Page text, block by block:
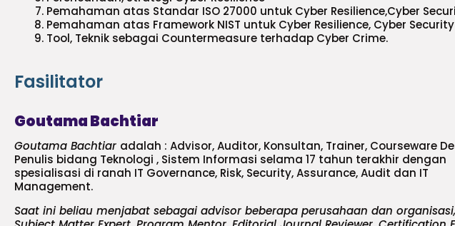
Pemahaman atas Standar ISO 27000 untuk Cyber Resilience,Cyber
Pemahaman atas Framework NIST untuk Cyber Resilience, Cyber Security
Tool, Teknik sebagai Countermeasure terhadap Cyber Crime.
Fasilitator
Goutama Bachtiar
Goutama Bachtiar adalah : Advisor, Auditor, Konsultan, Trainer, Courseware
Penulis bidang Teknologi , Sistem Informasi selama 17 tahun terakhir dengan
spesialisasi di ranah IT Governance, Risk, Security, Assurance, Audit dan IT
Management.
Saat ini beliau menjabat sebagai advisor beberapa perusahaan dan organisasi,